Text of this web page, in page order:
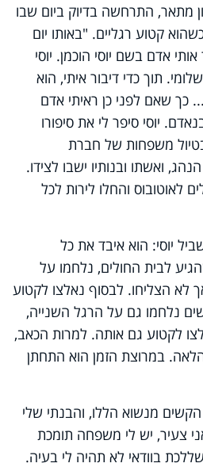
מתאר, התרחשה בדיוק ביום שבו
קטוע רגליים. "באותו יום
אדם בשם יוסי הוכמן. יוסי
תוך כדי דיבור איתי, הוא
כך שאם לפני כן ראיתי אדם
יוסי סיפר לי את סיפורו
משפחות של חברת
ואשתו ובנותיו ישבו לצידו.
לאוטובוס והחלו לירות לכל
יוסי: הוא איבד את כל
לבית החולים, נלחמו על
לא הצליחו. לבסוף נאלצו לקטוע
נלחמו גם על הרגל השנייה,
לקטוע גם אותה. למרות הכאב,
במרוצת הזמן הוא התחתן
מנשוא הללו, והבנתי שלי
צעיר, יש לי משפחה תומכת
בוודאי לא תהיה לי בעיה.